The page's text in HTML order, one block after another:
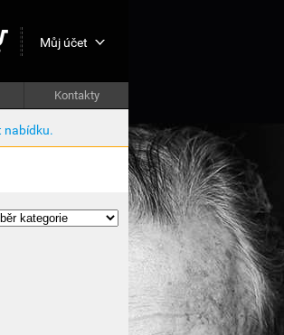
Můj účet
Kontakty
nabídku.